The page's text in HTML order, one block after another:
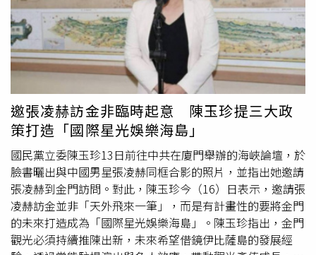
無論造型與坯土質感都明顯朝著「粗中有細」的方向發展，
並將岩礦比例與胎壁厚薄反覆試煉，而有流水般飄逸的細緻
觸感呈現，沖泡清香茶品也不虞失真。林育賢台灣岩礦壺作
品「深邃林影」。（圖／吳德亮攝影）林育賢畢業於視覺傳
達設計系，算是半個科班出身了，儘管為遷就現實而擠身打
工族之列，依然期勉自己在多元藝術風貌中找到自身的價值
定位。他喜歡法籍華裔繪畫大師趙無極的畫作，也嘗試在飽
滿色澤的繪畫元素中覓得自己追求的意境，卻又含蓄地運用
柔和婉約的色彩，為茶器披上沉穩漸進的暮色，再加上台灣
岩礦的特色，表現自己異於岩礦家族的風貌。林育賢畢業於
視覺傳達設計系，算是半個科班出身了。（圖／吳德亮攝
影）例如他的「暮色流螢」系列，他表示就是「徜徉在趙無
極的高深意境中」，加上學生時代長年鑽研印象派繪畫給予
的養分，嘗試在高深莫測的水墨畫中，渲染印象主義的光與
外，為便利無法親自到場的消費者，飯店另設置專屬LINE
聯繫窗口，提供線上諮詢與退款申請服務，希望讓相關作業
能夠順利完成，保障旅客權益。除了顧客退款事宜外，桃花
園飯店也針對合作廠商說明後續安排。館方表示，目前已由
財務團隊指派專責人員處理各項帳務結算及商務往來事宜，
並將持續與合作夥伴保持聯繫，確保相關權益獲得妥善處
理。回顧桃花園飯店發展歷程，飯店於2014年重新整裝後
進駐桃園火車站前商圈，以新古典風格建築設計及優越地理
位置受到市場關注，逐漸成為桃園市區具代表性的旅宿據點
之一。由於鄰近桃園火車站，加上交通條件便利，從飯店出
發約30分鐘即可抵達桃園高鐵站、桃園國際機場及台北車
站，因此長年吸引不少國內外商務客與觀光旅客入住。如今
隨著停業消息正式公布，也為桃園站前商圈一處熟悉地標畫
下句點。（圖／翻攝自桃花園飯店官網）
邀張凌赫訪金非臨時起意 陳玉珍提三大政
策打造「國際星光娛樂海島」
國民黨立委陳玉珍13日前往中共在廈門舉辦的海峽論壇，於
臉書曬出與中國男星張凌赫同框合影的照片，並指出她邀請
張凌赫到金門訪問。對此，陳玉珍今（16）日表示，邀請張
凌赫訪金並非「天外飛來一筆」，而是有計畫性的要將金門
的未來打造成為「國際星光娛樂海島」。陳玉珍指出，金門
觀光必須持續推陳出新，未來希望借鏡伊比薩島的發展經